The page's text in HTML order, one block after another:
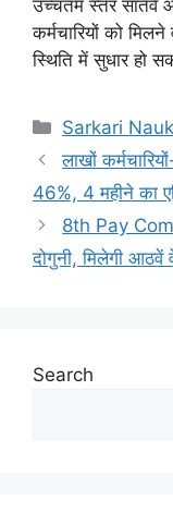
उच्चतम स्तर सातवें
कर्मचारियों को
स्थिति में सुधार हो
Categories
Sarkari
लाखों
46%, 4 महीने का
8th Pay
दोगुनी, मिलेगी
Search